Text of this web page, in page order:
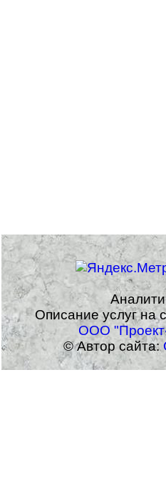
Описание услуг на
ООО
© Автор сайта: